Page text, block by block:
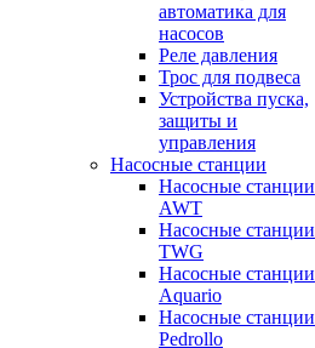
автоматика для
насосов
Реле давления
Трос для подвеса
Устройства пуска,
защиты и
управления
Насосные станции
Насосные станции
AWT
Насосные станции
TWG
Насосные станции
Aquario
Насосные станции
Pedrollo